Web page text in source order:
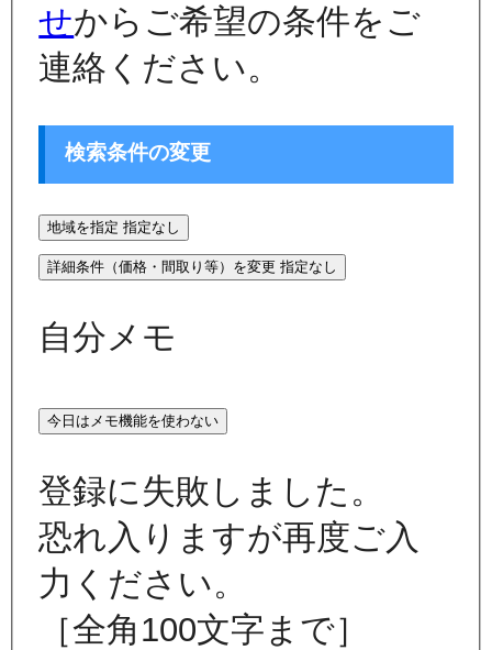
せからご希望の条件をご
連絡ください。
検索条件の変更
地域を指定 指定なし
詳細条件（価格・間取り等）を変更 指定なし
自分メモ
今日はメモ機能を使わない
登録に失敗しました。
恐れ入りますが再度ご入
力ください。
［全角100文字まで］